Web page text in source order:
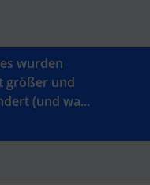
wurden
größer und
(und wa...